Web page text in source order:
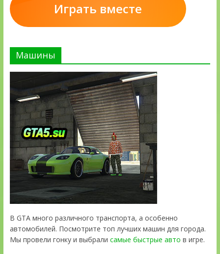
Играть вместе
Машины
В GTA много различного транспорта, а особенно
автомобилей. Посмотрите топ лучших машин для города.
Мы провели гонку и выбрали самые быстрые авто в игре.